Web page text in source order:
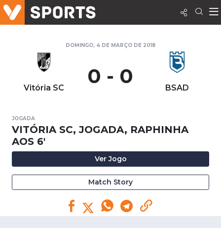
DOMINGO, 4 DE MARÇO DE 2018
Vitória SC 0 - 0 BSAD
JOGADA
VITÓRIA SC, JOGADA, RAPHINHA
AOS 6'
Ver Jogo
Match Story